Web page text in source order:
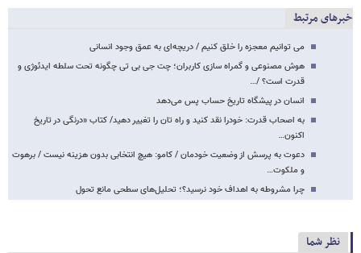
خبرهای مرتبط
می توانیم معجزه را خلق کنیم / دریچه‌ای به عمق وجود انسانی
هوش مصنوعی و گمراه سازی کاربران؛ چت جی بی تی چگونه تحت سلطه ایدئوژی و
قدرت است؟ /…
انسان در پیشگاه تاریخ حساب پس می‌دهد
به اصحاب قدرت: خودرا نقد کنید و راه تان را تغییر دهید/ کتاب «درنگی در تاریخ
اکنون…
دعوت به پرسش از وضعیت خودمان / کامو: هیچ انتخابی بدون هزینه نیست / برهوت
و ملکوت…
چرا مشروطه به اهداف خود نرسید؟؛ تحلیل‌های سطحی مانع تحول
نظر شما